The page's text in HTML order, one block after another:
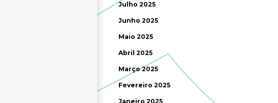
Julho 2025
Junho 2025
Maio 2025
Abril 2025
Março 2025
Fevereiro 2025
Janeiro 2025